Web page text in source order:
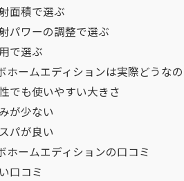
面積で選ぶ
パワーの調整で選ぶ
で選ぶ
ホームエディションは実際どうな
でも使いやすい大きさ
が少ない
パが良い
ホームエディションの口コミ
口コミ